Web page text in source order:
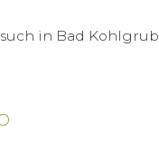
in Bad Kohlgrub.